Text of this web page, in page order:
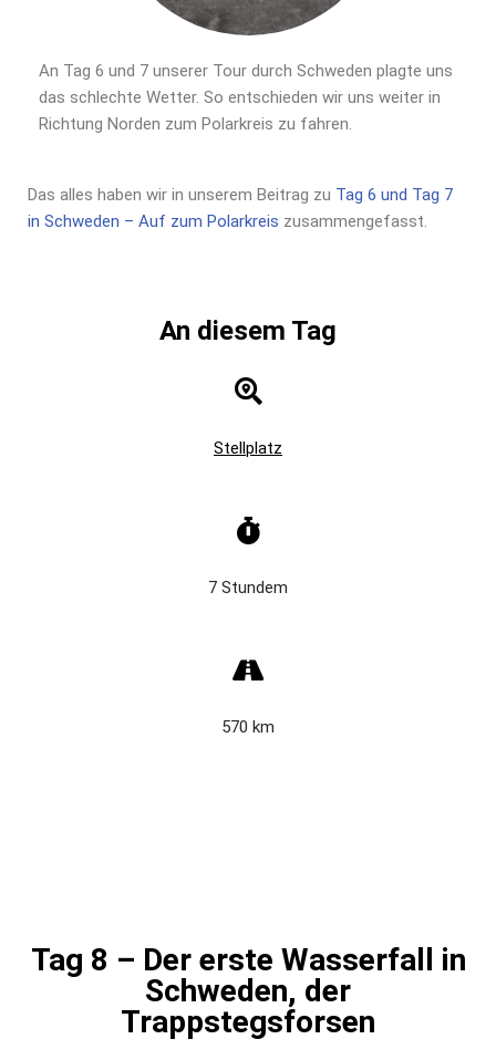
An Tag 6 und 7 unserer Tour durch Schweden plagte uns
das schlechte Wetter. So entschieden wir uns weiter in
Richtung Norden zum Polarkreis zu fahren.
Das alles haben wir in unserem Beitrag zu Tag 6 und Tag 7
in Schweden – Auf zum Polarkreis zusammengefasst.
An diesem Tag
Stellplatz
7 Stundem
570 km
Tag 8 – Der erste Wasserfall in
Schweden, der
Trappstegsforsen